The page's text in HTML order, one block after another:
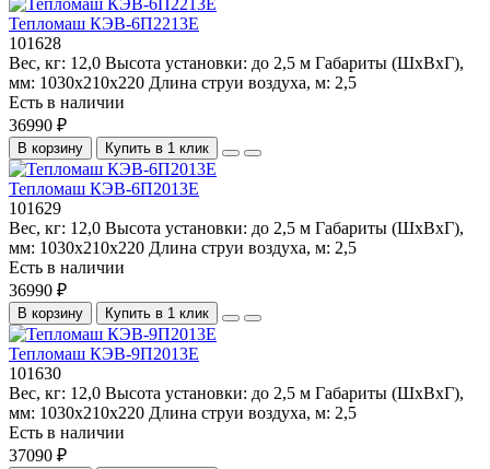
Тепломаш КЭВ-6П2213Е
101628
Вес, кг: 12,0 Высота установки: до 2,5 м Габариты (ШхВхГ),
мм: 1030x210x220 Длина струи воздуха, м: 2,5
Есть в наличии
36990 ₽
В корзину Купить в 1 клик
Тепломаш КЭВ-6П2013Е
101629
Вес, кг: 12,0 Высота установки: до 2,5 м Габариты (ШхВхГ),
мм: 1030x210x220 Длина струи воздуха, м: 2,5
Есть в наличии
36990 ₽
В корзину Купить в 1 клик
Тепломаш КЭВ-9П2013Е
101630
Вес, кг: 12,0 Высота установки: до 2,5 м Габариты (ШхВхГ),
мм: 1030x210x220 Длина струи воздуха, м: 2,5
Есть в наличии
37090 ₽